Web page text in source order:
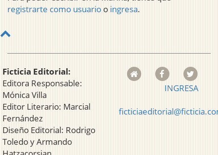
registrarte como usuario o ingresa.
Ficticia Editorial:
Editora Responsable:
Mónica Villa
Editor Literario: Marcial
Fernández
Diseño Editorial: Rodrigo
Toledo y Armando
INGRESA